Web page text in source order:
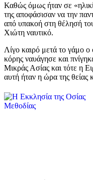
Καθώς όμως ήταν σε
της αποφάσισαν να την
από υπακοή στη θέλησή
Χιώτη ναυτικό.
Λίγο καιρό μετά το γάμο ο
κόρης ναυάγησε και
Μικράς Ασίας και τότε η
αυτή ήταν η ώρα της θείας